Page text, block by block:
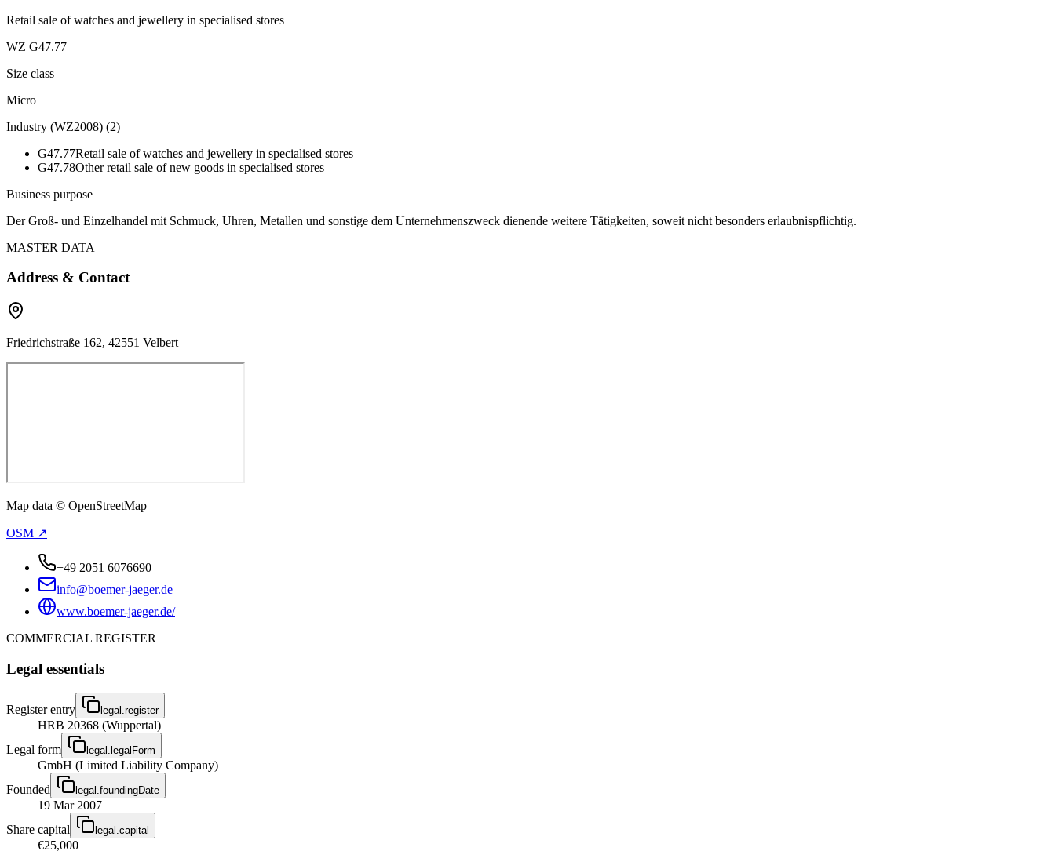
Retail sale of watches and jewellery in specialised stores
WZ G47.77
Size class
Micro
Industry (WZ2008) (2)
G47.77Retail sale of watches and jewellery in specialised stores
G47.78Other retail sale of new goods in specialised stores
Business purpose
Der Groß- und Einzelhandel mit Schmuck, Uhren, Metallen und sonstige dem Unternehmenszweck dienende weitere Tätigkeiten, soweit nicht besonders erlaubnispflichtig.
MASTER DATA
Address & Contact
Friedrichstraße 162, 42551 Velbert
Map data © OpenStreetMap
OSM ↗
+49 2051 6076690
info@boemer-jaeger.de
www.boemer-jaeger.de/
COMMERCIAL REGISTER
Legal essentials
Register entry legal.register
HRB 20368 (Wuppertal)
Legal form
legal.legalForm
GmbH (Limited Liability Company)
Founded
legal.foundingDate
19 Mar 2007
Share capital
legal.capital
€25,000